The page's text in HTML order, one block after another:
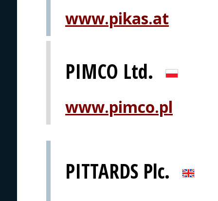
www.pikas.at
PIMCO Ltd.
www.pimco.pl
PITTARDS Plc.